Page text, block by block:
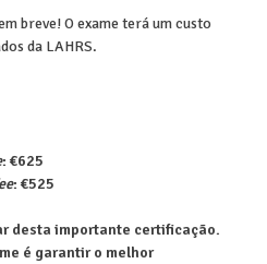
breve! O exame terá um custo
da LAHRS.
: €625
: €525
desta importante certificação.
é garantir o melhor